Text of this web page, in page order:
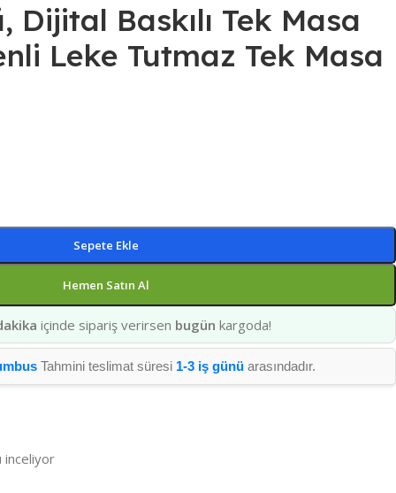
Dijital Baskılı Tek Masa
Leke Tutmaz Tek Masa
Sepete Ekle
Hemen Satın Al
içinde sipariş verirsen bugün kargoda!
Tahmini teslimat süresi 1-3 iş günüarasındadır.
inceliyor